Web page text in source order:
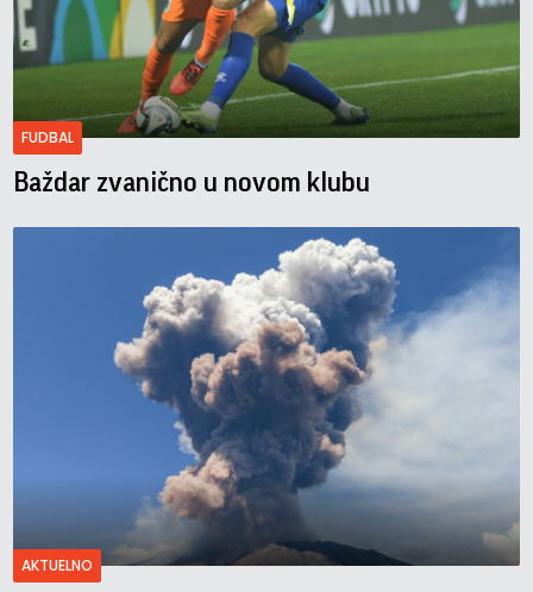
FUDBAL
Baždar zvanično u novom klubu
AKTUELNO